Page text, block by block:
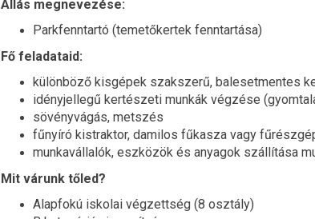
Állás megnevezése:
Parkfenntartó (temetőkertek fenntartása)
Fő feladataid:
különböző kisgépek szakszerű, balesetmentes
idényjellegű kertészeti munkák végzése
sövényvágás, metszés
fűnyíró kistraktor, damilos fűkasza vagy
munkavállalók, eszközök és anyagok szállítása
Mit várunk tőled?
Alapfokú iskolai végzettség (8 osztály)